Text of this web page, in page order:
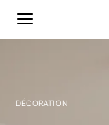
DÉCORATION